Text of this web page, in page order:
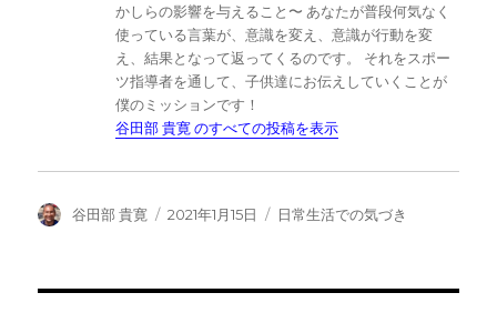
かしらの影響を与えること〜 あなたが普段何気なく
使っている言葉が、意識を変え、意識が行動を変
え、結果となって返ってくるのです。 それをスポー
ツ指導者を通して、子供達にお伝えしていくことが
僕のミッションです！
谷田部 貴寛 のすべての投稿を表示
投
谷田部 貴寛
投
2021年1月15日
カ
日常生活での気づき